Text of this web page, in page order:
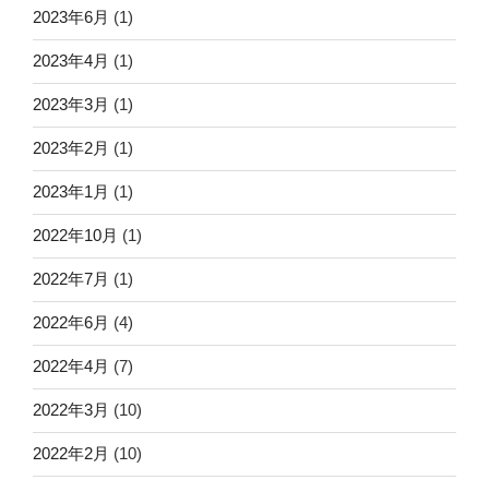
2023年6月 (1)
2023年4月 (1)
2023年3月 (1)
2023年2月 (1)
2023年1月 (1)
2022年10月 (1)
2022年7月 (1)
2022年6月 (4)
2022年4月 (7)
2022年3月 (10)
2022年2月 (10)